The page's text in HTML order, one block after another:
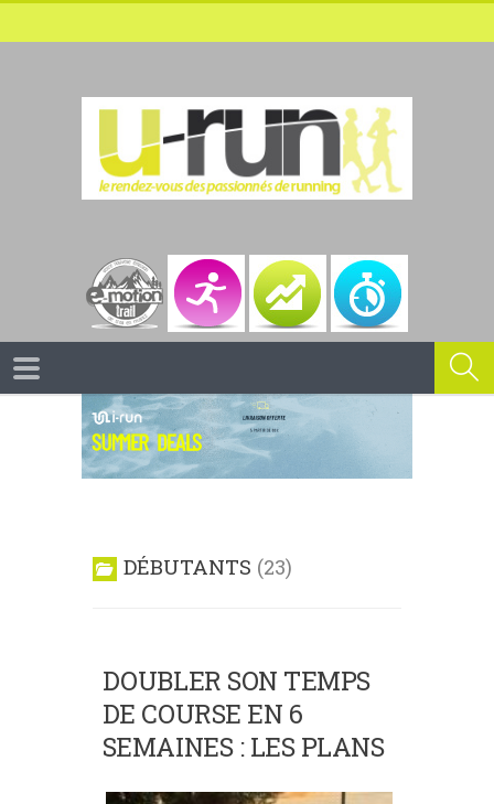
DÉBUTANTS 23
DOUBLER SON TEMPS
DE COURSE EN 6
SEMAINES : LES PLANS